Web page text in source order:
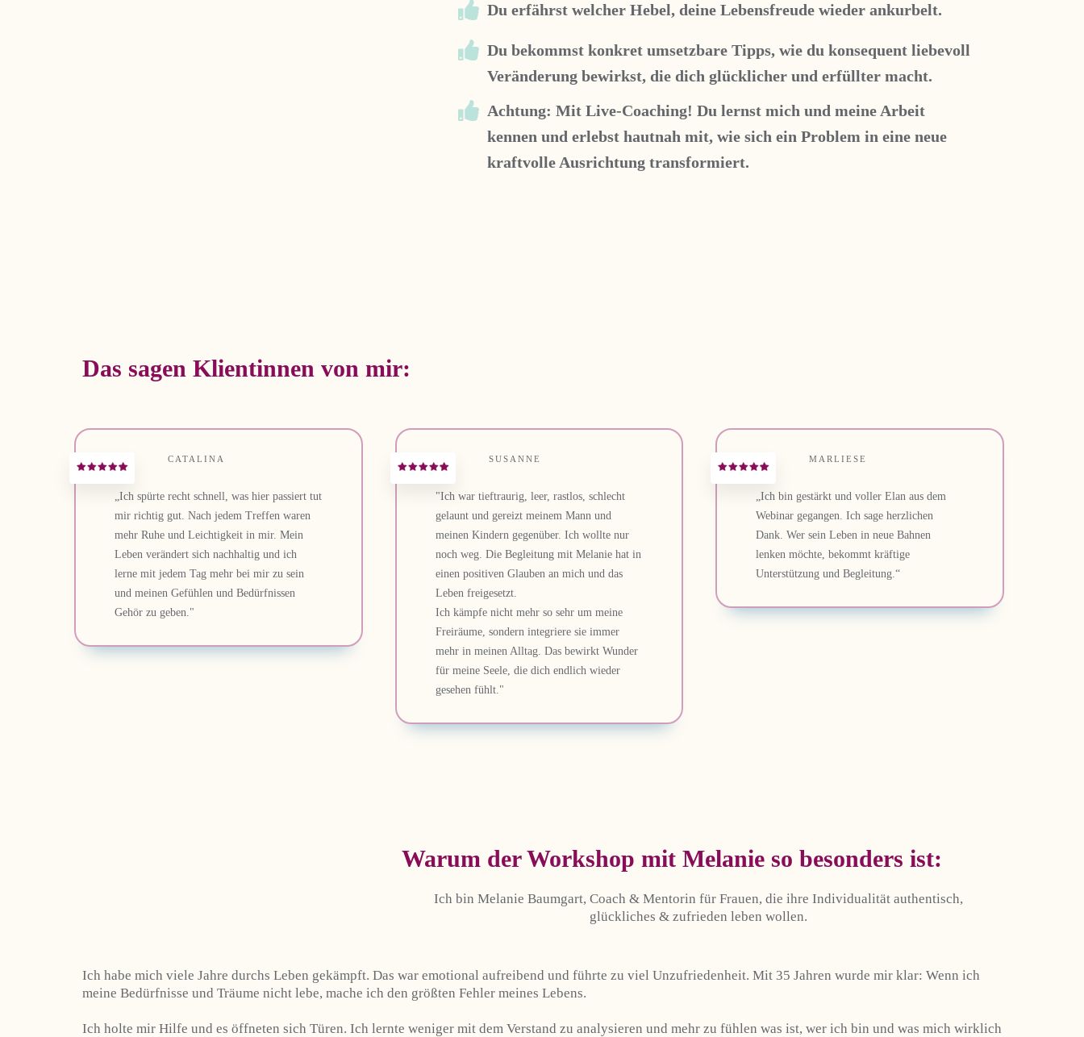
Du erfährst welcher Hebel, deine Lebensfreude wieder ankurbelt.
Du bekommst konkret umsetzbare Tipps, wie du konsequent liebevoll
Veränderung bewirkst, die dich glücklicher und erfüllter macht.
Achtung: Mit Live-Coaching! Du lernst mich und meine Arbeit
kennen und erlebst hautnah mit, wie sich ein Problem in eine neue
kraftvolle Ausrichtung transformiert.
Das sagen Klientinnen von mir:
CATALINA
„Ich spürte recht schnell, was hier passiert tut
mir richtig gut. Nach jedem Treffen waren
mehr Ruhe und Leichtigkeit in mir. Mein
Leben verändert sich nachhaltig und ich
lerne mit jedem Tag mehr bei mir zu sein
und meinen Gefühlen und Bedürfnissen
Gehör zu geben."
SUSANNE
"Ich war tieftraurig, leer, rastlos, schlecht
gelaunt und gereizt meinem Mann und
meinen Kindern gegenüber. Ich wollte nur
noch weg. Die Begleitung mit Melanie hat in
einen positiven Glauben an mich und das
Leben freigesetzt.
Ich kämpfe nicht mehr so sehr um meine
Freiräume, sondern integriere sie immer
mehr in meinen Alltag. Das bewirkt Wunder
für meine Seele, die dich endlich wieder
gesehen fühlt."
MARLIESE
„Ich bin gestärkt und voller Elan aus dem
Webinar gegangen. Ich sage herzlichen
Dank. Wer sein Leben in neue Bahnen
lenken möchte, bekommt kräftige
Unterstützung und Begleitung.“
Warum der Workshop mit Melanie so besonders ist:
Ich bin Melanie Baumgart, Coach & Mentorin für Frauen, die ihre Individualität authentisch,
glückliches & zufrieden leben wollen.
Ich habe mich viele Jahre durchs Leben gekämpft. Das war emotional aufreibend und führte zu viel Unzufriedenheit. Mit 35 Jahren wurde mir klar: Wenn ich
meine Bedürfnisse und Träume nicht lebe, mache ich den größten Fehler meines Lebens.
Ich holte mir Hilfe und es öffneten sich Türen. Ich lernte weniger mit dem Verstand zu analysieren und mehr zu fühlen was ist, wer ich bin und was mich wirklich